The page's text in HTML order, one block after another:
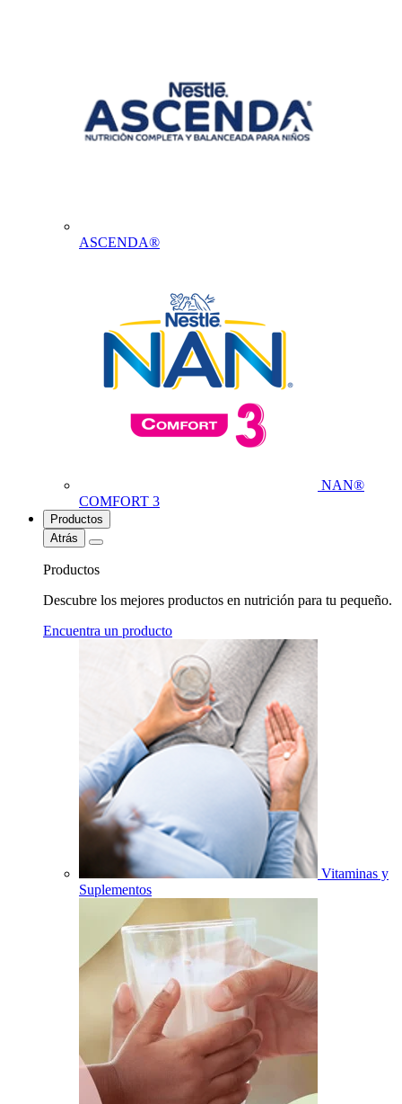
ASCENDA®
NAN®
COMFORT 3
Productos
Atrás
Productos
Descubre los mejores productos en nutrición para tu pequeño.
Encuentra un producto
Vitaminas y
Suplementos